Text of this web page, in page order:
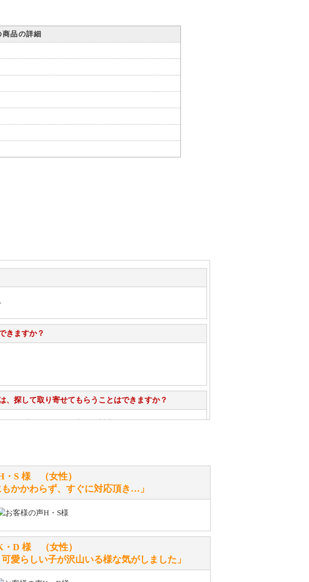
商品の詳細
きますか？
、探して取り寄せてもらうことはできますか？
か？ ぬいぐるみのお手入れ方法を教えてください。
ろと意味があります。
・S 様 （女性）
もかかわらず、すぐに対応頂き…」
・D 様 （女性）
愛らしい子が沢山いる様な気がしました」